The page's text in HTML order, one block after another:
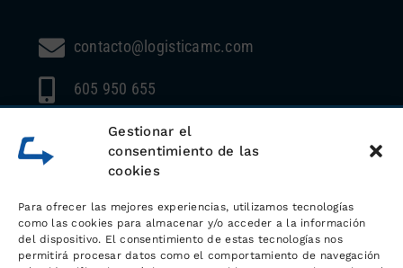
Gestionar el
consentimiento de las
cookies
Para ofrecer las mejores experiencias, utilizamos tecnologías
como las cookies para almacenar y/o acceder a la información
del dispositivo. El consentimiento de estas tecnologías nos
permitirá procesar datos como el comportamiento de navegación
contacto@logisticamc.com
605 950 655
609 200 008
Whatsapp